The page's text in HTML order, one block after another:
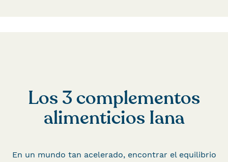
Los 3 complementos
alimenticios Iana
En un mundo tan acelerado, encontrar el equilibrio